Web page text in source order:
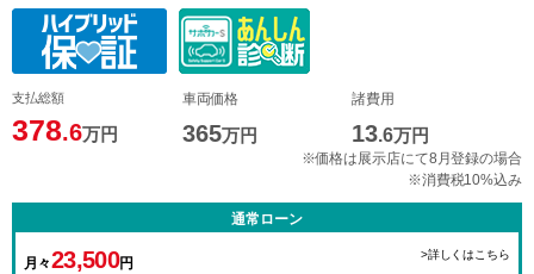
支払総額
378.6万円
車両価格
365万円
諸費用
13.6万円
※価格は展示店にて8月登録の場合
※消費税10%込み
通常ローン
月々23,500円
>詳しくはこちら